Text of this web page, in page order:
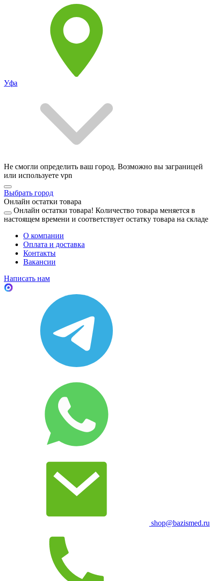
Уфа
Не смогли определить ваш город. Возможно вы заграницей
или используете vpn
Выбрать город
Онлайн остатки товара
Онлайн остатки товара! Количество товара меняется в
настоящем времени и соответствует остатку товара на складе
О компании
Оплата и доставка
Контакты
Вакансии
Написать нам
shop@bazismed.ru